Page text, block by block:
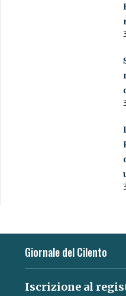
Giornale del Cilento
Iscrizione al